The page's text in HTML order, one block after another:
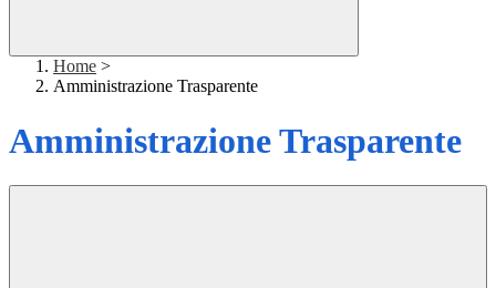
Home >
Amministrazione Trasparente
Amministrazione Trasparente